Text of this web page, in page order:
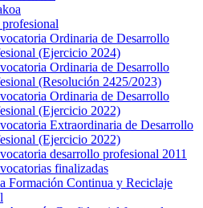
Ordinaria de Desarrollo
(Ejercicio 2024)
Ordinaria de Desarrollo
(Resolución 2425/2023)
Ordinaria de Desarrollo
(Ejercicio 2022)
Extraordinaria de Desarrollo
(Ejercicio 2022)
desarrollo profesional 2011
finalizadas
Formación Continua y Reciclaje